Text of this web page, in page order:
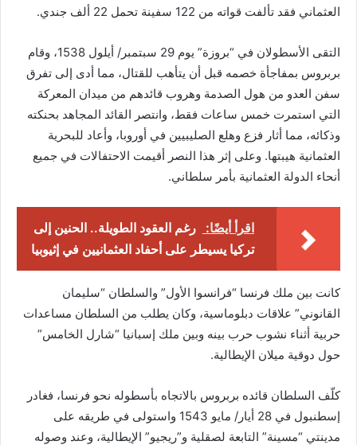
العثماني فقد تألفت قواته من 122 سفينة تحمل 22 ألف جندي.
التقى الأسطولان في “بروزة” يوم 29 سبتمبر/ أيلول 1538، وقام
بربروس بمفاجأة خصمه قبل أن يتأهب للقتال، مما أدى إلى تفرق
سفن العدو من هول الصدمة وهروب قائدهم من ميدان المعركة
التي استمرت خمس ساعات فقط، وانتصر القائد المجاهد بحنكته
وذكائه، مما أثار فزع وهلع الصليبيين في أوروبا، وأعاد للبحرية
العثمانية هيبتها. وعلى إثر هذا النصر أقيمت الاحتفالات في جميع
أنحاء الدولة العثمانية بأمر سلطاني.
اقرأ أيضًا:
رغم العقود الطويلة.. الحنين إلى
تركيا يسيطر على أحفاد العثمانيين في إثيوبيا
كانت بين ملك فرنسا “فرانسوا الأول” والسلطان “سليمان
القانوني” علاقات دبلوماسية، وكان يطلب من السلطان مساعدات
حربية أثناء نشوب حرب بينه وبين ملك إسبانيا “شارل الخامس”
حول دوقية ميلان الإيطالية.
كلّف السلطان قائده بربروس بالاتجاه بأسطوله نحو فرنسا، فغادر
إسطنبول في 28 أيار/ مايو 1543 واستولى في طريقه على
مدينتي “مسينة” التابعة لصقلية و”ريجيو” الإيطالية، وعند وصوله